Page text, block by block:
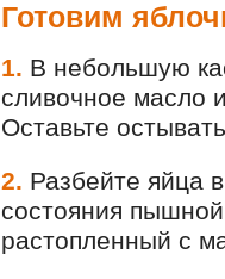
Готовим
1. В небольшую
сливочное масло
Оставьте
2. Разбейте яйца
состояния
растопленный с